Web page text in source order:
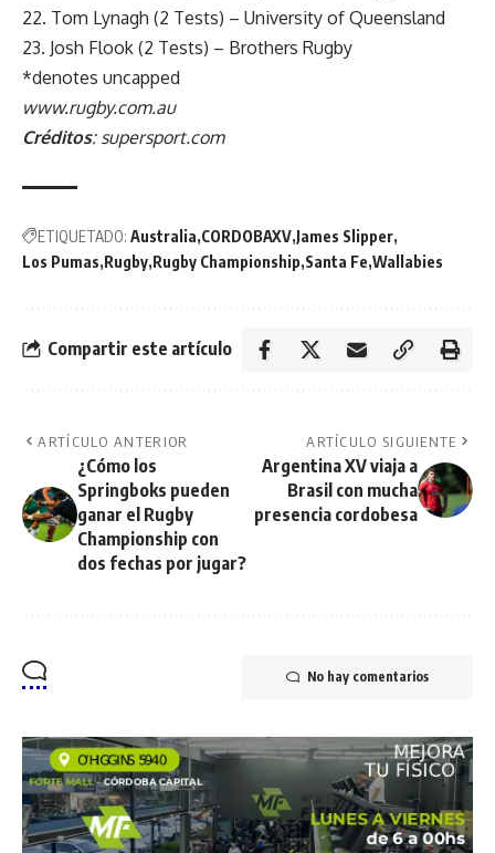
22. Tom Lynagh (2 Tests) – University of Queensland
23. Josh Flook (2 Tests) – Brothers Rugby
*denotes uncapped
www.rugby.com.au
Créditos: supersport.com
ETIQUETADO: Australia CORDOBAXV James Slipper
Los Pumas Rugby Rugby Championship Santa Fe Wallabies
Compartir este artículo
ARTÍCULO ANTERIOR
¿Cómo los
Springboks pueden
ganar el Rugby
Championship con
dos fechas por jugar?
ARTÍCULO SIGUIENTE
Argentina XV viaja a
Brasil con mucha
presencia cordobesa
No hay comentarios